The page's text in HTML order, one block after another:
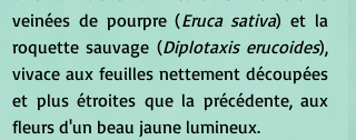
veinées de pourpre (Eruca sativa) et la
roquette sauvage (Diplotaxis erucoides),
vivace aux feuilles nettement découpées
et plus étroites que la précédente, aux
fleurs d'un beau jaune lumineux.